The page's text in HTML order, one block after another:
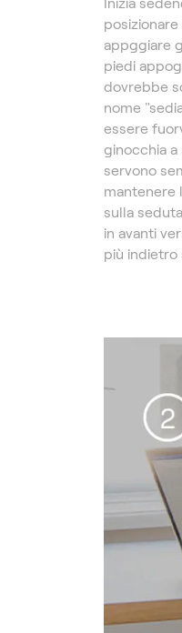
appggiare
piedi
dovrebbe
nome
essere
ginocchia
servono
mantenere
sulla
in avanti
più indietro